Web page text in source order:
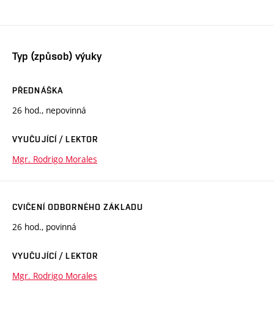
Typ (způsob) výuky
PŘEDNÁŠKA
26 hod., nepovinná
VYUČUJÍCÍ / LEKTOR
Mgr. Rodrigo Morales
CVIČENÍ ODBORNÉHO ZÁKLADU
26 hod., povinná
VYUČUJÍCÍ / LEKTOR
Mgr. Rodrigo Morales